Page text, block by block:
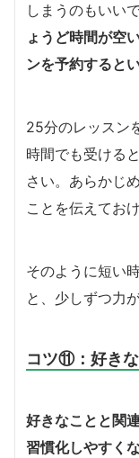
しまうのもいいで
ょうど時間が空
ンを予約すると
25分のレッスン
時間でも受ける
さい。あらかじ
ことを伝えてお
そのように短い
と、少しずつ力
コツ⑪：好き
好きなことと関
習慣化しやすく